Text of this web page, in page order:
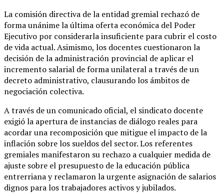
La comisión directiva de la entidad gremial rechazó de
forma unánime la última oferta económica del Poder
Ejecutivo por considerarla insuficiente para cubrir el costo
de vida actual. Asimismo, los docentes cuestionaron la
decisión de la administración provincial de aplicar el
incremento salarial de forma unilateral a través de un
decreto administrativo, clausurando los ámbitos de
negociación colectiva.
A través de un comunicado oficial, el sindicato docente
exigió la apertura de instancias de diálogo reales para
acordar una recomposición que mitigue el impacto de la
inflación sobre los sueldos del sector. Los referentes
gremiales manifestaron su rechazo a cualquier medida de
ajuste sobre el presupuesto de la educación pública
entrerriana y reclamaron la urgente asignación de salarios
dignos para los trabajadores activos y jubilados.